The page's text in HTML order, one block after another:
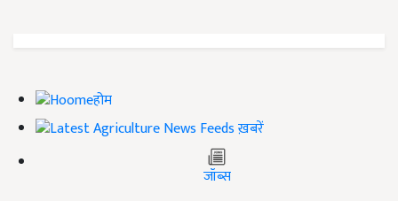
होम
ख़बरें
जॉब्स